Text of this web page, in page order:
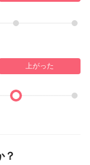
上がった
？